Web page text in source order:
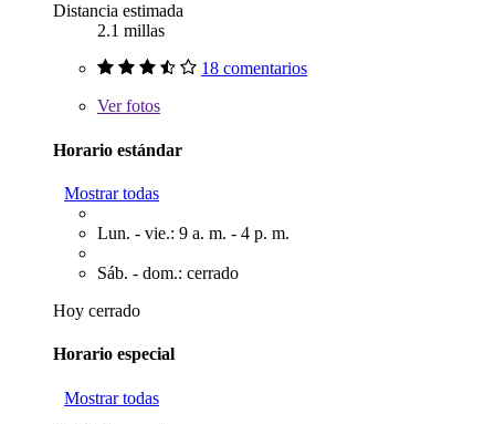
Distancia estimada
2.1 millas
18 comentarios
Verfotos
Horario estándar
Mostrar todas
Lun. - vie.: 9 a. m. - 4 p. m.
Sáb. - dom.: cerrado
Hoy cerrado
Horario especial
Mostrar todas